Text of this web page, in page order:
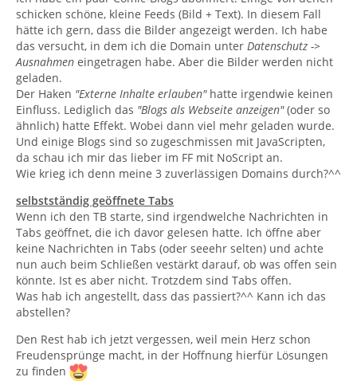
schicken schöne, kleine Feeds (Bild + Text). In diesem Fall
hätte ich gern, dass die Bilder angezeigt werden. Ich habe
das versucht, in dem ich die Domain unter Datenschutz ->
Ausnahmen eingetragen habe. Aber die Bilder werden nicht
geladen.
Der Haken "Externe Inhalte erlauben"hatte irgendwie keinen
Einfluss. Lediglich das "Blogs als Webseite anzeigen"(oder so
ähnlich) hatte Effekt. Wobei dann viel mehr geladen wurde.
Und einige Blogs sind so zugeschmissen mit JavaScripten,
da schau ich mir das lieber im FF mit NoScript an.
Wie krieg ich denn meine 3 zuverlässigen Domains durch?^^
selbstständig geöffnete Tabs
Wenn ich den TB starte, sind irgendwelche Nachrichten in
Tabs geöffnet, die ich davor gelesen hatte. Ich öffne aber
keine Nachrichten in Tabs (oder seeehr selten) und achte
nun auch beim Schließen vestärkt darauf, ob was offen sein
könnte. Ist es aber nicht. Trotzdem sind Tabs offen.
Was hab ich angestellt, dass das passiert?^^ Kann ich das
abstellen?
Den Rest hab ich jetzt vergessen, weil mein Herz schon
Freudensprünge macht, in der Hoffnung hierfür Lösungen
zu finden